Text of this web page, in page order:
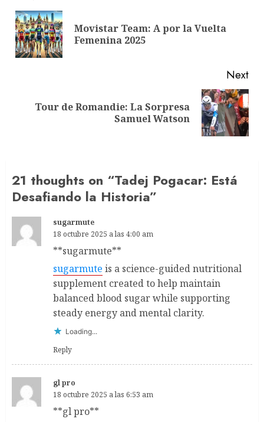
navigationMovistar Team: A por la Vuelta
Femenina 2025
Next
NextTour de Romandie: La Sorpresa
Samuel Watson
21 thoughts on “Tadej Pogacar: Está
Desafiando la Historia”
sugarmute
18 octubre 2025 a las 4:00 am
** sugarmute**
sugarmute is a science-guided nutritional
supplement created to help maintain
balanced blood sugar while supporting
steady energy and mental clarity.
Loading...
Reply
gl pro
18 octubre 2025 a las 6:53 am
**gl pro**